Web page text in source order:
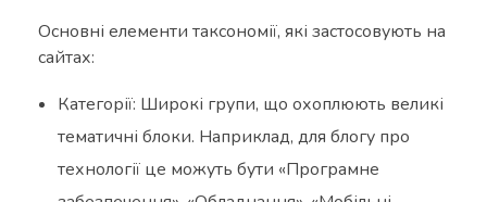
Основні елементи таксономії, які застосовують на
сайтах:
Категорії: Широкі групи, що охоплюють великі
тематичні блоки. Наприклад, для блогу про
технології це можуть бути «Програмне